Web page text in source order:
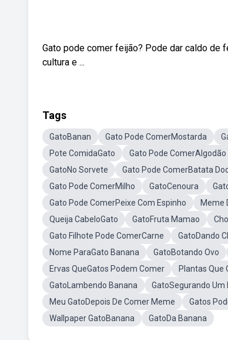
Gato pode comer feijão? Pode dar caldo de
cultura e ...
Tags
GatoBanan Gato Pode ComerMostarda
Pote ComidaGato
Gato Pode ComerAlgodão
GatoNo Sorvete
Gato Pode ComerBatata
Gato Pode ComerMilho
GatoCenoura
Gato Pode ComerPeixe Com Espinho
Meme
Queija CabeloGato
GatoFruta Mamao
Gato Filhote Pode ComerCarne
GatoDando
Nome ParaGato Banana
GatoBotando Ovo
Ervas QueGatos Podem Comer
Plantas Que
GatoLambendo Banana
GatoSegurando Um
Meu GatoDepois De Comer Meme
Gatos
Wallpaper GatoBanana
GatoDa Banana